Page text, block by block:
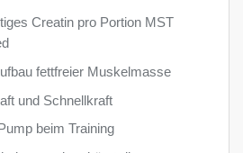
Creatin pro Portion MST
fettfreier Muskelmasse
und Schnellkraft
beim Training